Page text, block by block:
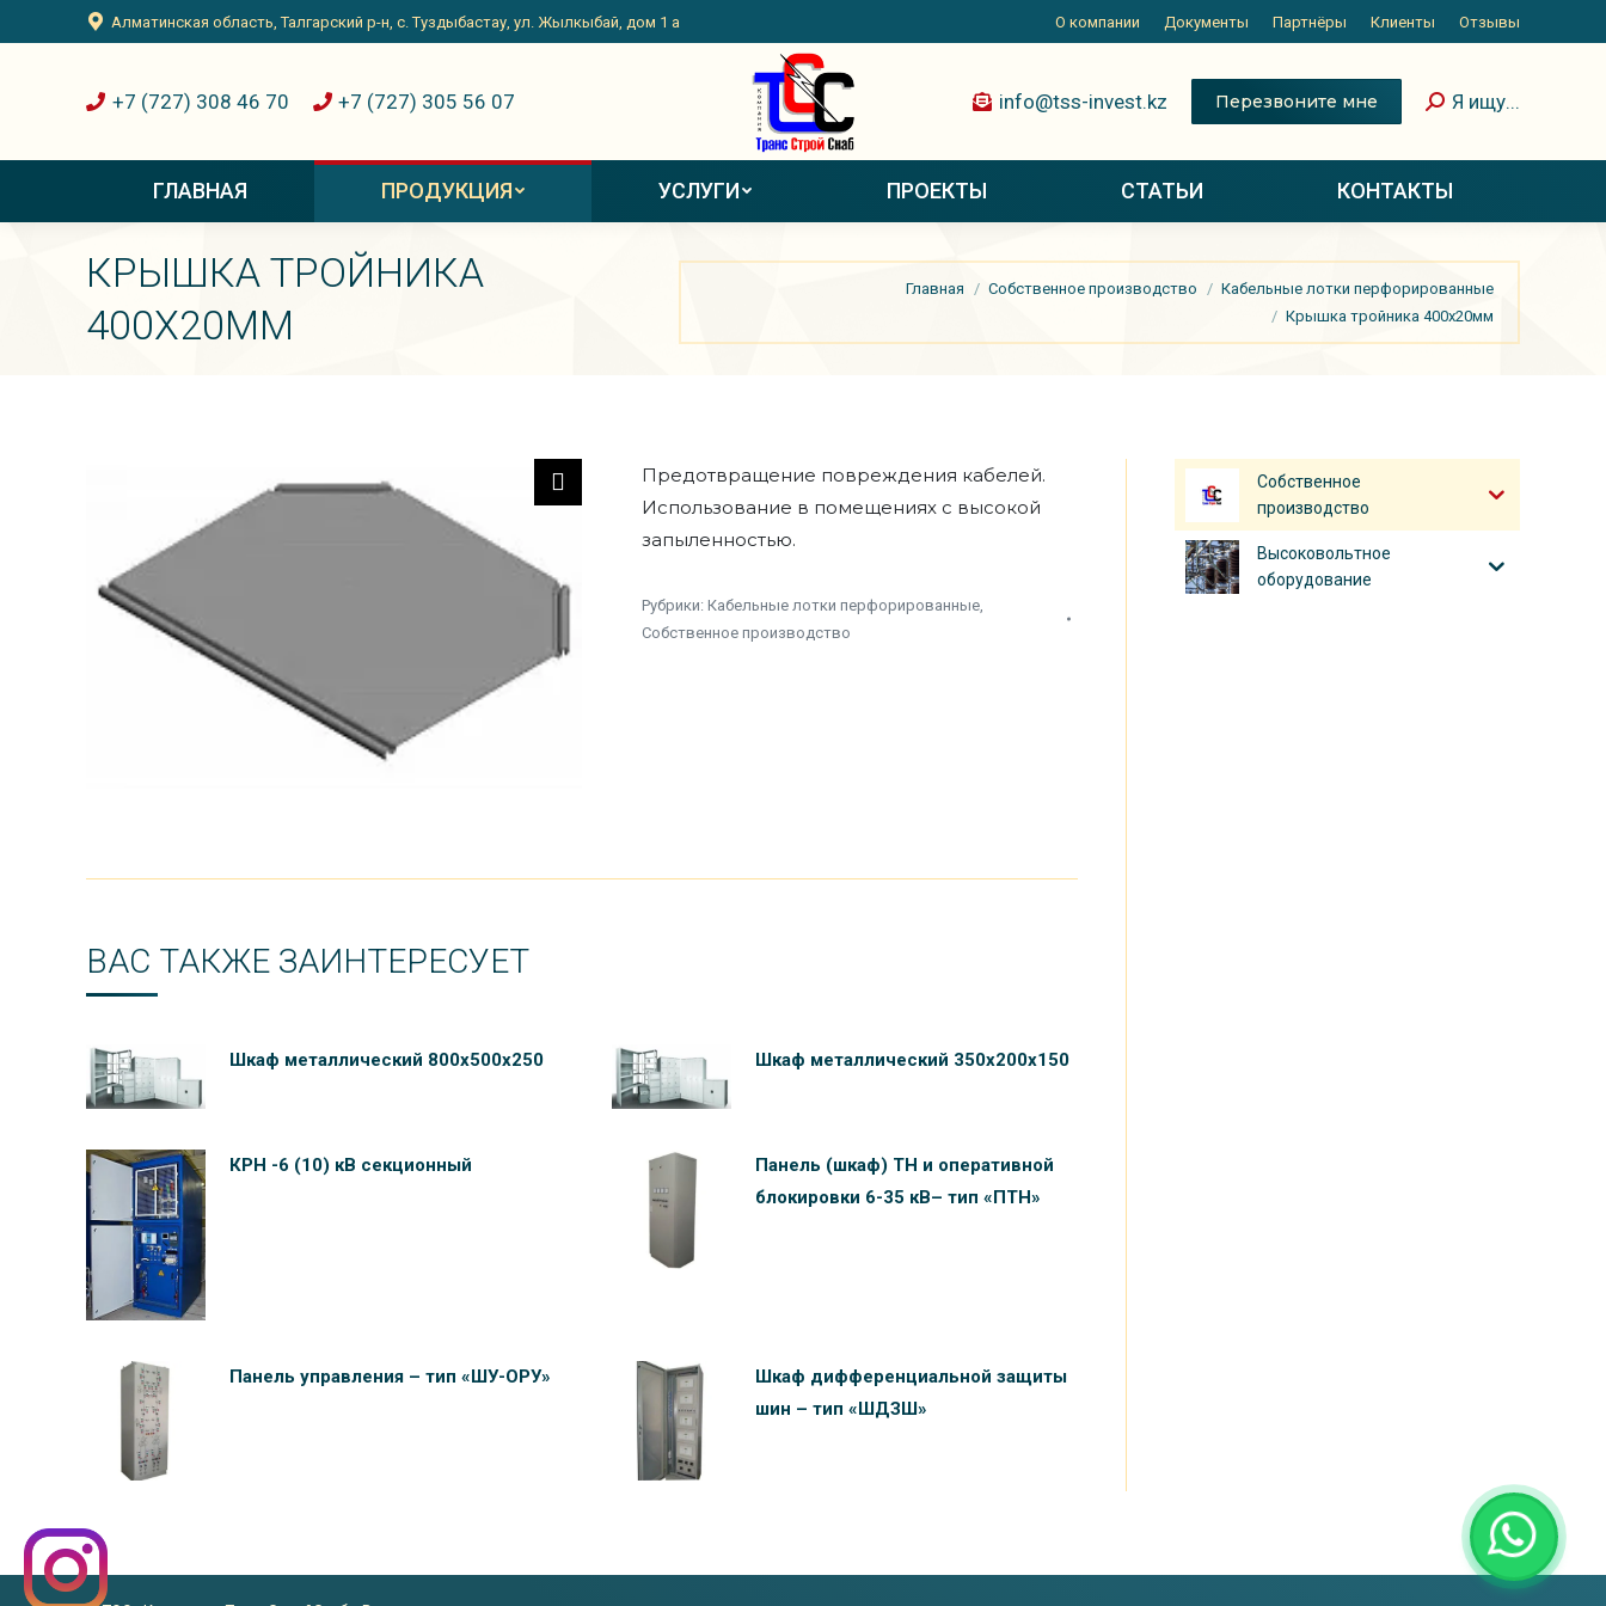
Алматинская область, Талгарский р-н, с. Туздыбастау, ул. Жылкыбай, дом 1 а О компании Документы Партнёры Клиенты Отзывы
+7 (727) 308 46 70 +7 (727) 305 56 07 info@tss-invest.kz Перезвоните мне Я ищу...
ГЛАВНАЯ ПРОДУКЦИЯ УСЛУГИ ПРОЕКТЫ СТАТЬИ КОНТАКТЫ
КРЫШКА ТРОЙНИКА
400Х20ММ
Вы здесь:
Главная Собственное производство
Кабельные лотки перфорированные
Крышка тройника 400х20мм
Предотвращение повреждения кабелей.
Использование в помещениях с высокой
запыленностью.
Рубрики: Кабельные лотки перфорированные,
Собственное производство
ВАС ТАКЖЕ ЗАИНТЕРЕСУЕТ
Шкаф металлический 800х500х250 Шкаф металлический 350х200х150
КРН -6 (10) кВ секционный
Панель (шкаф) ТН и оперативной
блокировки 6-35 кВ– тип «ПТН»
Панель управления – тип «ШУ-ОРУ»
Шкаф дифференциальной защиты
шин – тип «ШДЗШ»
Собственное
производство
Высоковольтное
оборудование